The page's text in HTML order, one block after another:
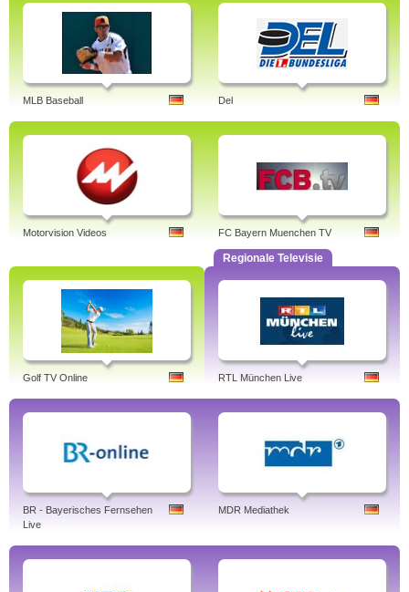
MLB Baseball Del
Motorvision Videos FC Bayern Muenchen TV
Golf TV Online
Regionale Televisie
RTL München Live
BR - Bayerisches Fernsehen
Live
MDR Mediathek